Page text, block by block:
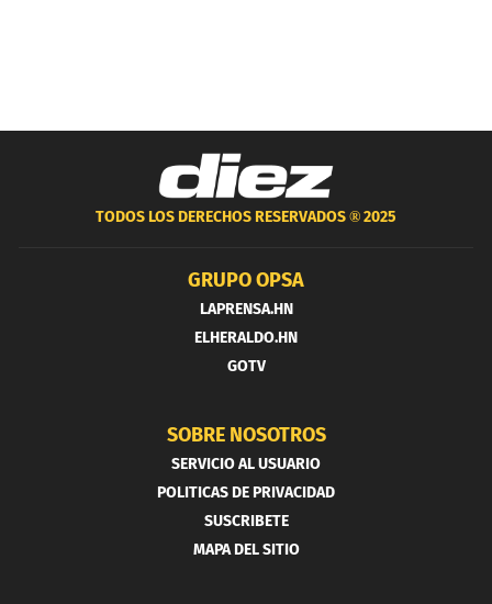
TODOS LOS DERECHOS RESERVADOS ®2025
GRUPO OPSA
LAPRENSA.HN
ELHERALDO.HN
GOTV
SOBRE NOSOTROS
SERVICIO AL USUARIO
POLITICAS DE PRIVACIDAD
SUSCRIBETE
MAPA DEL SITIO